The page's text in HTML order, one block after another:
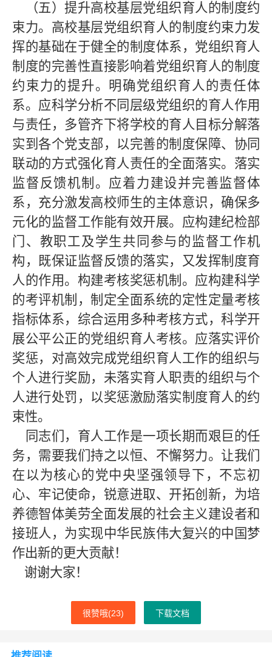
（五）提升高校基层党组织育人的制度约
束力。高校基层党组织育人的制度约束力发
挥的基础在于健全的制度体系，党组织育人
制度的完善性直接影响着党组织育人的制度
约束力的提升。明确党组织育人的责任体
系。应科学分析不同层级党组织的育人作用
与责任，多管齐下将学校的育人目标分解落
实到各个党支部，以完善的制度保障、协同
联动的方式强化育人责任的全面落实。落实
监督反馈机制。应着力建设并完善监督体
系，充分激发高校师生的主体意识，确保多
元化的监督工作能有效开展。应构建纪检部
门、教职工及学生共同参与的监督工作机
构，既保证监督反馈的落实，又发挥制度育
人的作用。构建考核奖惩机制。应构建科学
的考评机制，制定全面系统的定性定量考核
指标体系，综合运用多种考核方式，科学开
展公平公正的党组织育人考核。应落实评价
奖惩，对高效完成党组织育人工作的组织与
个人进行奖励，未落实育人职责的组织与个
人进行处罚，以奖惩激励落实制度育人的约
束性。
同志们，育人工作是一项长期而艰巨的任
务，需要我们持之以恒、不懈努力。让我们
在以为核心的党中央坚强领导下，不忘初
心、牢记使命，锐意进取、开拓创新，为培
养德智体美劳全面发展的社会主义建设者和
接班人，为实现中华民族伟大复兴的中国梦
作出新的更大贡献！
谢谢大家！
很赞哦(23) 下载文档